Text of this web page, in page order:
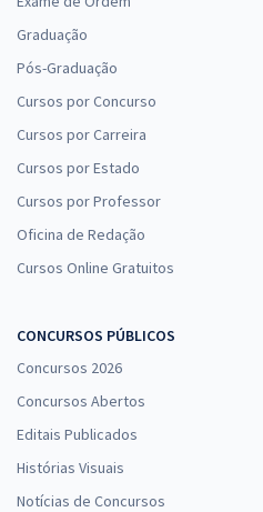
Graduação
Pós-Graduação
Cursos por Concurso
Cursos por Carreira
Cursos por Estado
Cursos por Professor
Oficina de Redação
Cursos Online Gratuitos
CONCURSOS PÚBLICOS
Concursos 2026
Concursos Abertos
Editais Publicados
Histórias Visuais
Notícias de Concursos